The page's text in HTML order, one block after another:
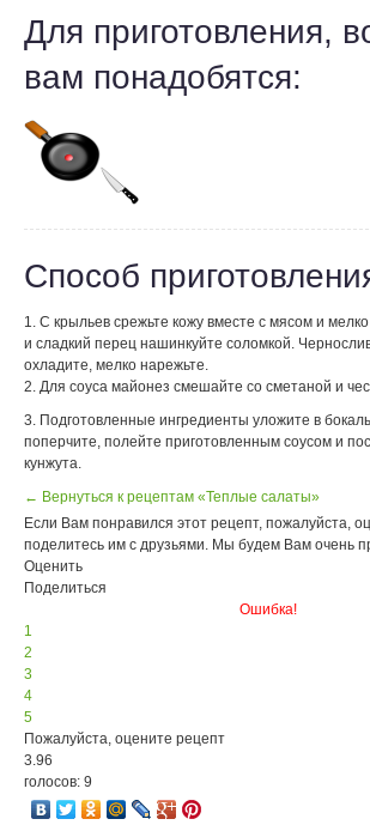
Для приготовления,
вам понадобятся:
Способ
1. С крыльев срежьте кожу вместе с мясом и
и сладкий перец нашинкуйте соломкой.
охладите, мелко нарежьте.
2. Для соуса майонез смешайте со сметаной и
3. Подготовленные ингредиенты уложите в
поперчите, полейте приготовленным соусом и
кунжута.
← Вернуться к рецептам «Теплые салаты»
Если Вам понравился этот рецепт, пожалуйста,
поделитесь им с друзьями. Мы будем Вам очень
Оценить
Поделиться
Ошибка!
1
2
3
4
5
Пожалуйста, оцените рецепт
3.96
голосов: 9